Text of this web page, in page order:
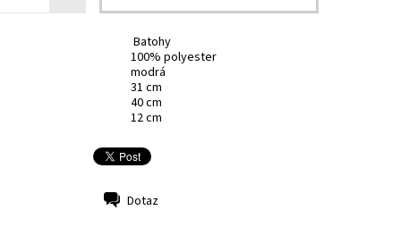
Batohy
100% polyester
modrá
31 cm
40 cm
12 cm
Dotaz